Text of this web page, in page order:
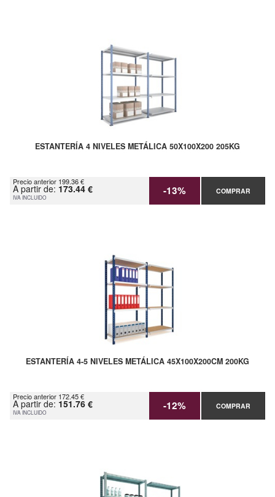
ESTANTERÍA 4 NIVELES METÁLICA 50X100X200 205KG
Precio anterior 199.36 €
A partir de: 173.44 €
IVA INCLUIDO -13% COMPRAR
ESTANTERÍA 4-5 NIVELES METÁLICA 45X100X200CM 200KG
Precio anterior 172.45 €
A partir de: 151.76 €
IVA INCLUIDO -12% COMPRAR